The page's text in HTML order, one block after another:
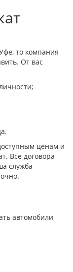
то компания
От вас
ценам и
Все договора
служба
автомобили